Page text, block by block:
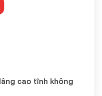
cao tĩnh không